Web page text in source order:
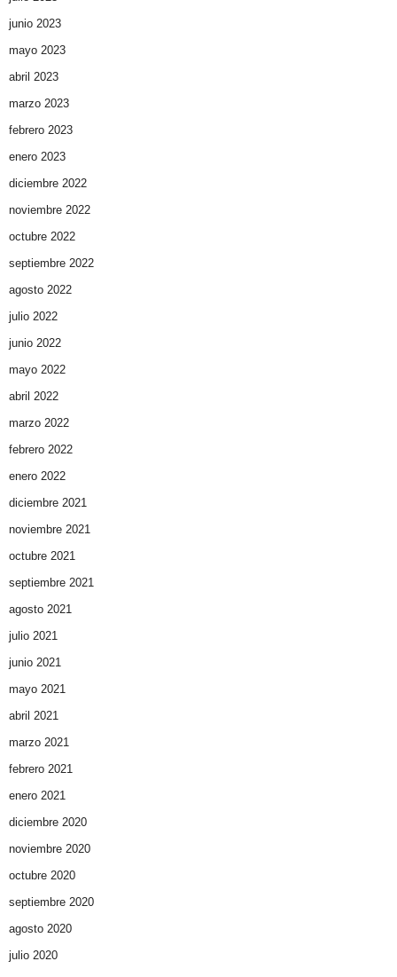
junio 2023
mayo 2023
abril 2023
marzo 2023
febrero 2023
enero 2023
diciembre 2022
noviembre 2022
octubre 2022
septiembre 2022
agosto 2022
julio 2022
junio 2022
mayo 2022
abril 2022
marzo 2022
febrero 2022
enero 2022
diciembre 2021
noviembre 2021
octubre 2021
septiembre 2021
agosto 2021
julio 2021
junio 2021
mayo 2021
abril 2021
marzo 2021
febrero 2021
enero 2021
diciembre 2020
noviembre 2020
octubre 2020
septiembre 2020
agosto 2020
julio 2020